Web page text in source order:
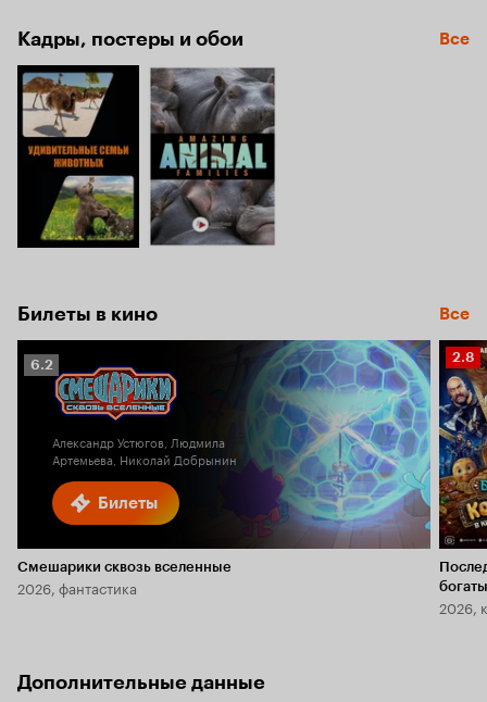
Кадры, постеры и обои Все
Билеты в кино Все
Билеты
Рейтинг
Кинопоиска
6.2
Александр Устюгов, Людмила
Артемьева, Николай Добрынин
Смешарики сквозь вселенные
2026, фантастика
2.8
2.8
2026,
Дополнительные данные